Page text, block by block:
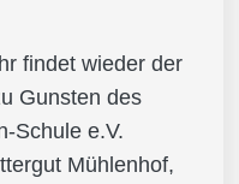
findet wieder der
Gunsten des
Schule e.V.
Mühlenhof,